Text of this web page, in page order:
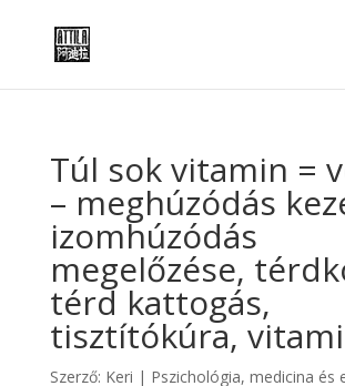
Túl sok vitamin =
– meghúzódás
izomhúzódás
megelőzése,
térd kattogás,
tisztítókúra,
Szerző: Keri | Pszichológia, medicina és